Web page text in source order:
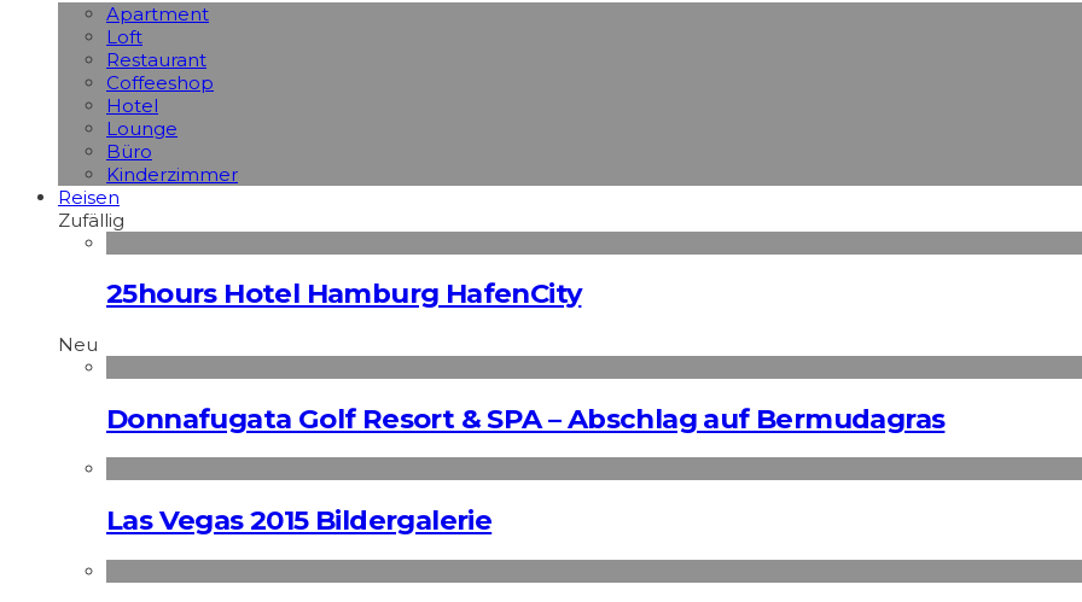
Apart­ment
Loft
Restaurant
Coffeeshop
Hotel
Lounge
Büro
Kinderzimmer
Reisen
Zufällig
25hours Hotel Hamburg HafenCity
Neu
Donnafugata Golf Resort & SPA – Abschlag auf Bermudagras
Las Vegas 2015 Bildergalerie